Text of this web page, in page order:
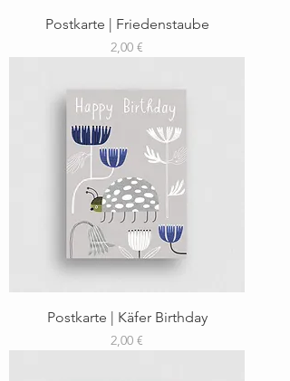
Postkarte | Friedenstaube
Preis
2,00 €
Postkarte | Käfer Birthday
Preis
2,00 €